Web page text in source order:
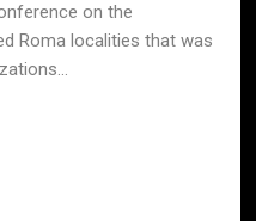
on the
Roma localities that was